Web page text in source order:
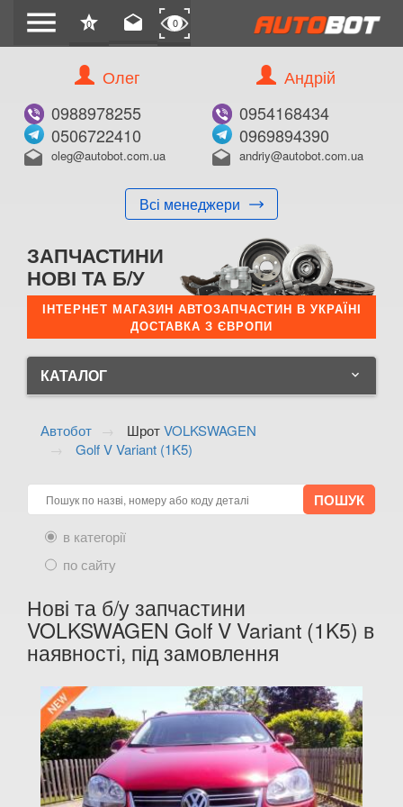
menu star
0 drafts 0
Олег
0988978255
0506722410
drafts oleg@autobot.com.ua
Всі менеджери
Андрій
0954168434
0969894390
drafts andriy@autobot.com.ua
ЗАПЧАСТИНИ
НОВІ ТА Б/У
ІНТЕРНЕТ МАГАЗИН АВТОЗАПЧАСТИН В УКРАЇНІ
ДОСТАВКА З ЄВРОПИ
КАТАЛОГ keyboard_arrow_down
AUDI
BMW keyboard_arrow_down
CITROEN
FIAT
FORD
HONDA keyboard_arrow_down
JAGUAR keyboard_arrow_down
JEEP keyboard_arrow_down
KIA keyboard_arrow_down
Автобот ШротVOLKSWAGEN
Golf V Variant (1K5)
в категорії
по сайту
Нові та б/у запчастини
VOLKSWAGEN Golf V Variant (1K5) в
наявності, під замовлення